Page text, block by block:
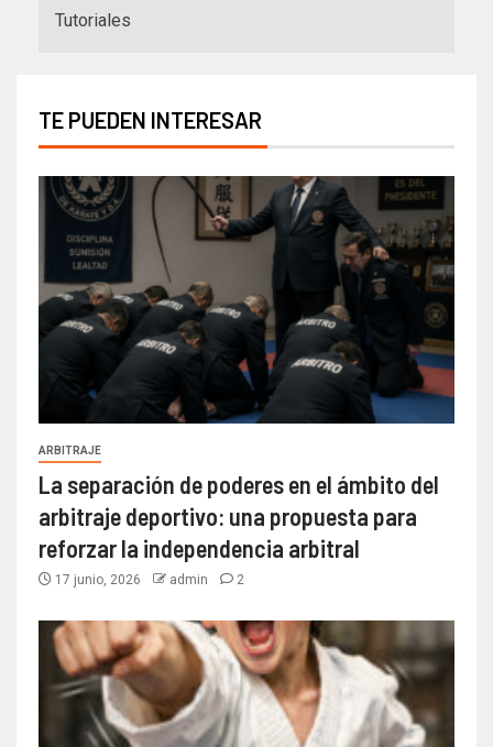
Tutoriales
TE PUEDEN INTERESAR
ARBITRAJE
La separación de poderes en el ámbito del
arbitraje deportivo: una propuesta para
reforzar la independencia arbitral
17 junio, 2026 admin 2